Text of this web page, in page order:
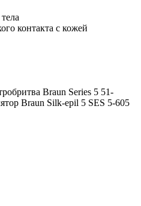
контакта с кожей
Braun Series 5 51-
Braun Silk-epil 5 SES 5-605